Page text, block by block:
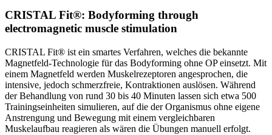
CRISTAL Fit®: Bodyforming through
electromagnetic muscle stimulation
CRISTAL Fit® ist ein smartes Verfahren, welches die bekannte
Magnetfeld-Technologie für das Bodyforming ohne OP einsetzt. Mit
einem Magnetfeld werden Muskelrezeptoren angesprochen, die
intensive, jedoch schmerzfreie, Kontraktionen auslösen. Während
der Behandlung von rund 30 bis 40 Minuten lassen sich etwa 500
Trainingseinheiten simulieren, auf die der Organismus ohne eigene
Anstrengung und Bewegung mit einem vergleichbaren
Muskelaufbau reagieren als wären die Übungen manuell erfolgt.